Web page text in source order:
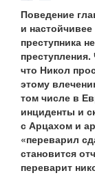
Поведение
и
преступника
что Никол
этому
том числе в
инциденты и
с Арцахом и
«переварил
становится
переварит